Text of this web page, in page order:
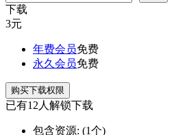
下载
3元
年费会员免费
永久会员免费
购买下载权限
已有12 人解锁下载
包含资源: (1个)